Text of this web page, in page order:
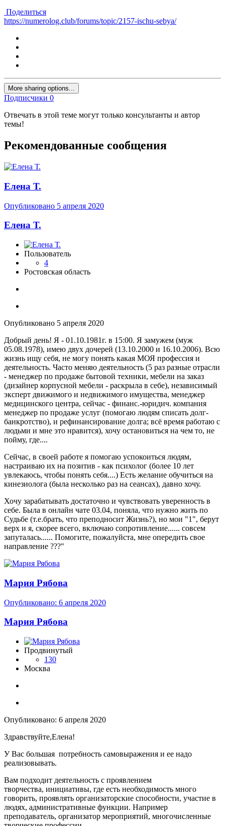
Поделиться
https://numerolog.club/forums/topic/2157-ischu-sebya/
More sharing options...
Подписчики 0
Отвечать в этой теме могут только консультанты и автор
темы!
Рекомендованные сообщения
Елена Т.
Опубликовано 5 апреля 2020
Елена Т.
Пользователь
4
Ростовская область
Опубликовано 5 апреля 2020
Добрый день! Я - 01.10.1981г. в 15:00. Я замужем (муж
05.08.1978), имею двух дочерей (13.10.2000 и 16.10.2006). Всю
жизнь ищу себя, не могу понять какая МОЯ профессия и
деятельность. Часто меняю деятельность (5 раз разные отрасли
- менеджер по продаже бытовой техники, мебели на заказ
(дизайнер корпусной мебели - раскрыла в себе), независимый
эксперт движимого и недвижимого имущества, менеджер
медицинского центра, сейчас - финанс.-юридич. компания
менеджер по продаже услуг (помогаю людям списать долг-
банкротство), и рефинансирование долга; всё время работаю с
людьми и мне это нравится), хочу остановиться на чем то, не
пойму, где....
Сейчас, в своей работе я помогаю успокоиться людям,
настраиваю их на позитив - как психолог (более 10 лет
увлекаюсь, чтобы понять себя....) Есть желание обучиться на
кинезиолога (была несколько раз на сеансах), давно хочу.
Хочу зарабатывать достаточно и чувствовать уверенность в
себе. Была в онлайн чате 03.04, поняла, что нужно жить по
Судьбе (т.е.брать, что преподносит Жизнь?), но мои "1", берут
верх и я, скорее всего, включаю сопротивление...... совсем
запуталась...... Помогите, пожалуйста, мне опередить свое
направление ???"
Мария Рябова
Опубликовано: 6 апреля 2020
Мария Рябова
Продвинутый
130
Москва
Опубликовано: 6 апреля 2020
Здравствуйте,Елена!
У Вас большая потребность самовыражения и ее надо
реализовывать.
Вам подходит деятельность с проявлением
творчества, инициативы, где есть необходимость много
говорить, проявлять организаторские способности, участие в
людях, административные функции. Например
преподаватель, организатор мероприятий, многочисленные